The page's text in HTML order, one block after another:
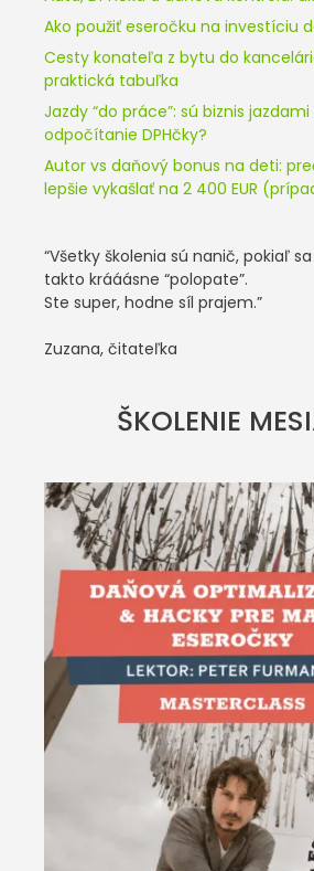
Ako použiť eseročku na investíciu
Cesty konateľa z bytu do
praktická tabuľka
Jazdy “do práce”: sú biznis
odpočítanie DPHčky?
Autor vs daňový bonus na deti:
lepšie vykašlať na 2 400 EUR
“Všetky školenia sú nanič, pokiaľ
takto krááásne “polopate”.
Ste super, hodne síl prajem.”
Zuzana, čitateľka
ŠKOLENIE